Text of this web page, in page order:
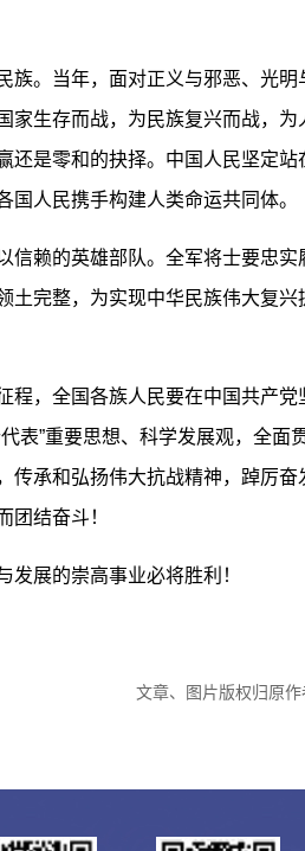
。当年，面对正义与邪恶、光明
家生存而战，为民族复兴而战，为
还是零和的抉择。中国人民坚定站
人民携手构建人类命运共同体。
赖的英雄部队。全军将士要忠实
土完整，为实现中华民族伟大复兴
，全国各族人民要在中国共产党
表”重要思想、科学发展观，全面
传承和弘扬伟大抗战精神，踔厉奋
团结奋斗！
展的崇高事业必将胜利！
文章、图片版权归原